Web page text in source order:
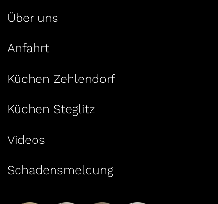
Über uns
Anfahrt
Küchen Zehlendorf
Küchen Steglitz
Videos
Schadensmeldung